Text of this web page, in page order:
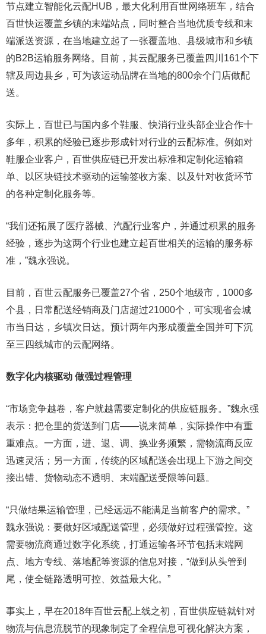
节点建立智能化云配HUB，最大化利用百世网络班车，结合
百世快运覆盖乡镇的末端站点，同时整合当地优质专线和末
端派送资源，在当地建立起了一张覆盖地、县级城市和乡镇
的B2B运输服务网络。目前，其云配服务已覆盖四川161个下
辖及周边县乡，可为该运动品牌在当地的800余个门店做配
送。
实际上，百世已与国内多个鞋服、快消行业头部企业合作十
多年，积累的经验已逐步形成针对行业的云配标准。例如对
鞋服企业客户，百世供应链已开发出标准和定制化运输箱
单、以区块链技术驱动的运输签收方案、以及针对收货环节
的各种定制化服务等。
“我们还拓展了医疗器械、汽配行业客户，并通过积累的服务
经验，逐步为这两个行业也建立起百世相关的运输的服务标
准，”魏永强说。
目前，百世云配服务已覆盖27个省，250个地级市，1000多
个县，日常配送经销商及门店超过21000个，可实现省会城
市当日达，乡镇次日达。预计两年内形成覆盖全国并可下沉
至三四线城市的云配网络。
数字化内核驱动 做强过程管理
“市场竞争越卷，客户就越需要定制化的供应链服务。”魏永强
表示：把仓里的货送到门店――说来简单，实际操作中有重
重难点。一方面，进、退、调、换业务频繁，需物流商反应
迅速灵活；另一方面，传统的区域配送会出现上下游之间交
接出错、货物动态不透明、末端配送受限等问题。
“只做结果运输管理，已经远远不能满足当前客户的需求。”
魏永强说：要做好区域配送管理，必须做好过程强管控。这
需要物流商通过数字化系统，打通运输各环节包括末端网
点、地方专线、落地配等资源的信息对接，“做到从头管到
尾，使全链路透明可控、效益最大化。”
事实上，早在2018年百世云配上线之初，百世供应链就针对
物流与信息流脱节的现象制定了全程信息可视化解决方案，